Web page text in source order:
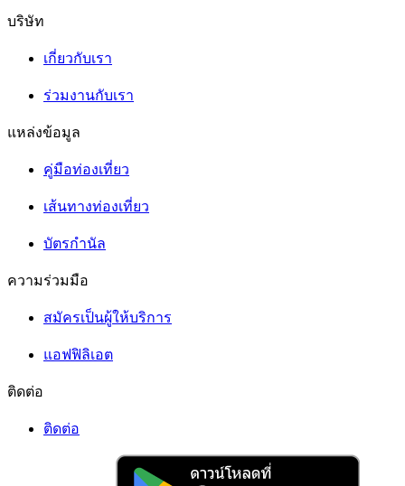
บริษัท
เกี่ยวกับเรา
ร่วมงานกับเรา
แหล่งข้อมูล
คู่มือท่องเที่ยว
เส้นทางท่องเที่ยว
บัตรกำนัล
ความร่วมมือ
สมัครเป็นผู้ให้บริการ
แอฟฟิลิเอต
ติดต่อ
ติดต่อ